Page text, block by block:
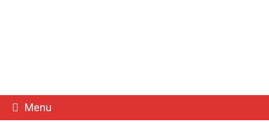
Menu